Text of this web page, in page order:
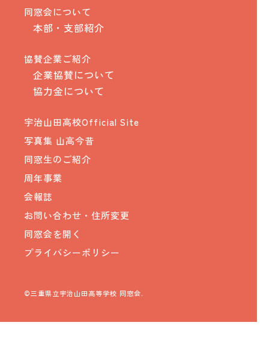
同窓会について
本部・支部紹介
協賛企業ご紹介
企業協賛について
協力金について
宇治山田高校Official Site
写真集 山高今昔
同窓生のご紹介
周年事業
会報誌
お問い合わせ・住所変更
同窓会を開く
プライバシーポリシー
©三重県立宇治山田高等学校 同窓会.